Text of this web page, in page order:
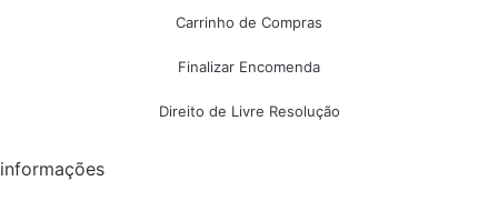
Carrinho de Compras
Finalizar Encomenda
Direito de Livre Resolução
informações